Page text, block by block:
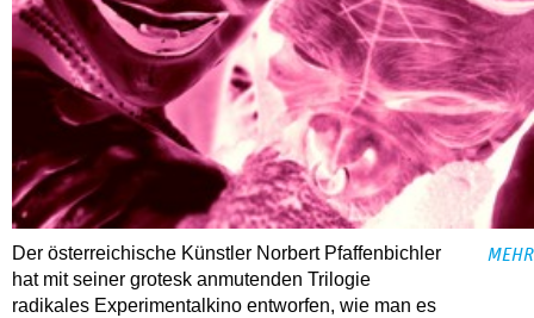
Der österreichische Künstler Norbert Pfaffenbichler
hat mit seiner grotesk anmutenden Trilogie
radikales Experimentalkino entworfen, wie man es
MEHR